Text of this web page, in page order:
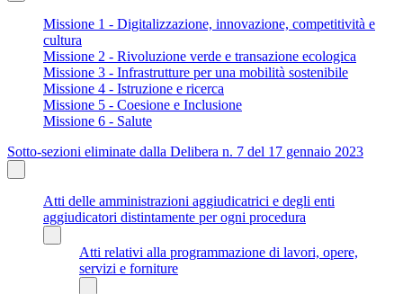
Missione 1 - Digitalizzazione, innovazione, competitività e
cultura
Missione 2 - Rivoluzione verde e transazione ecologica
Missione 3 - Infrastrutture per una mobilità sostenibile
Missione 4 - Istruzione e ricerca
Missione 5 - Coesione e Inclusione
Missione 6 - Salute
Sotto-sezioni eliminate dalla Delibera n. 7 del 17 gennaio 2023
Atti delle amministrazioni aggiudicatrici e degli enti
aggiudicatori distintamente per ogni procedura
Atti relativi alla programmazione di lavori, opere,
servizi e forniture